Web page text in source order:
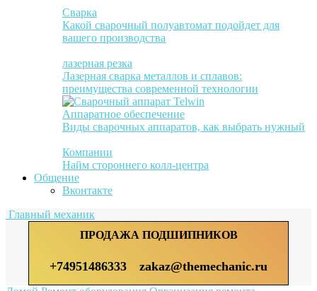
Сварка
Какой сварочный полуавтомат подойдет для
вашего производства
лазерная резка
Лазерная сварка металлов и сплавов:
преимущества современной технологии
Аппаратное обеспечение
Виды сварочных аппаратов, как выбрать нужный
Компании
Найм стороннего колл-центра
Общение
Вконтакте
Главный механик
ПРОДАЖА ПОДШИПНИКОВ
+74951486333 zakaz@themechanic.ru